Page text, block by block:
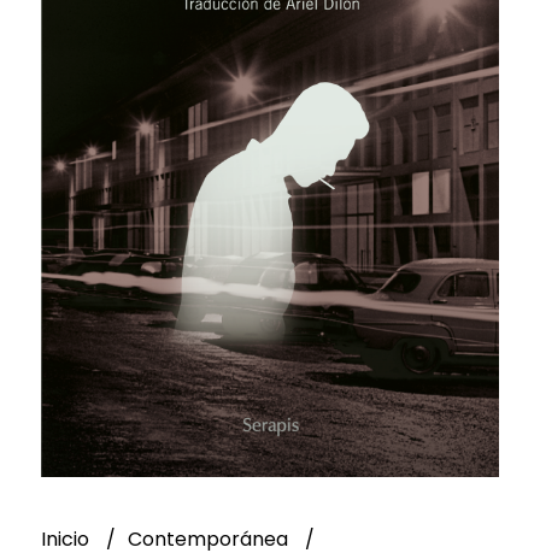
Inicio
Contemporánea